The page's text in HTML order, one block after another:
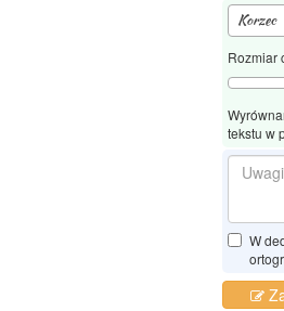
Korzec
Rozmiar
tekstu w
W